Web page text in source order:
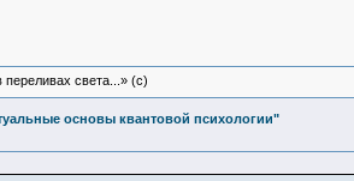
света...» (c)
основы квантовой психологии"